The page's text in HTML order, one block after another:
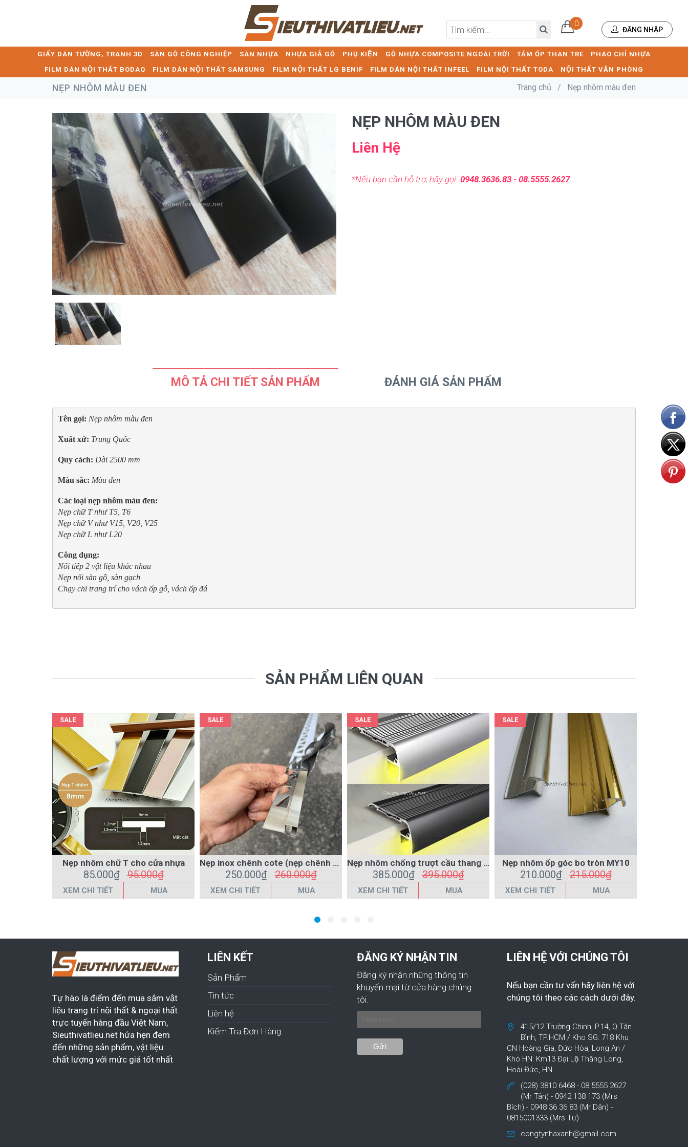
0
ĐĂNG NHẬP
GIẤY DÁN TƯỜNG, TRANH 3D SÀN GỖ CÔNG NGHIỆP SÀN NHỰA NHỰA GIẢ GỖ PHỤ KIỆN GỖ NHỰA COMPOSITE NGOÀI TRỜI TẤM ỐP THAN TRE
PHÀO CHỈ NHỰA
FILM DÁN NỘI THẤT BODAQ
FILM DÁN NỘI THẤT SAMSUNG FILM NỘI THẤT LG BENIF FILM DÁN NỘI THẤT INFEEL FILM NỘI THẤT TODA NỘI THẤT VĂN PHÒNG
NẸP NHÔM MÀU ĐEN Trang chủ / Nẹp nhôm màu đen
NẸP NHÔM MÀU ĐEN
Liên Hệ
*Nếu bạn cần hỗ trợ, hãy gọi: 0948.3636.83 - 08.5555.2627
MÔ TẢ CHI TIẾT SẢN PHẨM ĐÁNH GIÁ SẢN PHẨM
Tên gọi: Nẹp nhôm màu đen
Xuất xứ: Trung Quốc
Quy cách:
Màu sắc: Màu đen
Các loại nẹp nhôm màu đen:
Nẹp chữ T như T5, T6
Nẹp chữ V như V15, V20, V25
Nẹp chữ L như L20
Công dụng:
Nối tiếp 2 vật liệu khác nhau
Nẹp nối sàn gỗ, sàn gạch
Chạy chỉ trang trí cho vách ốp gỗ, vách ốp đá
SẢN PHẨM LIÊN QUAN
SALE
Nẹp nhôm chữ T cho cửa nhựa
85.000₫95.000₫
XEM CHI TIẾT MUA
SALE
Nẹp inox chênh cote (nẹp chênh cốt)
250.000₫260.000₫
XEM CHI TIẾT MUA
SALE
Nẹp nhôm chống trượt cầu thang có LED
385.000₫395.000₫
XEM CHI TIẾT MUA
SALE
Nẹp nhôm ốp góc bo tròn MY10
210.000₫215.000₫
XEM CHI TIẾT MUA
Tự hào là điểm đến mua sắm vật
liệu trang trí nội thất & ngoại thất
trực tuyến hàng đầu Việt Nam,
Sieuthivatlieu.net hứa hẹn đem
đến những sản phẩm, vật liệu
chất lượng với mức giá tốt nhất
LIÊN KẾT
Sản Phẩm
Tin tức
Liên hệ
Kiếm Tra Đơn Hàng
ĐĂNG KÝ NHẬN TIN
Đăng ký nhận những thông tin
khuyến mại từ cửa hàng chúng
tôi.
LIÊN HỆ VỚI CHÚNG TÔI
Nếu bạn cần tư vấn hãy liên hệ với
chúng tôi theo các cách dưới đây.
415/12 Trường Chinh, P.14, Q.Tân
Bình, TP.HCM / Kho SG: 718 Khu
CN Hoàng Gia, Đức Hòa, Long An /
Kho HN: Km13 Đại Lộ Thăng Long,
Hoài Đức, HN
(028) 3810 6468 - 08 5555 2627
(Mr Tân) - 0942 138 173 (Mrs
Bích) - 0948 36 36 83 (Mr Dân) -
0815001333 (Mrs Tư)
congtynhaxanh@gmail.com